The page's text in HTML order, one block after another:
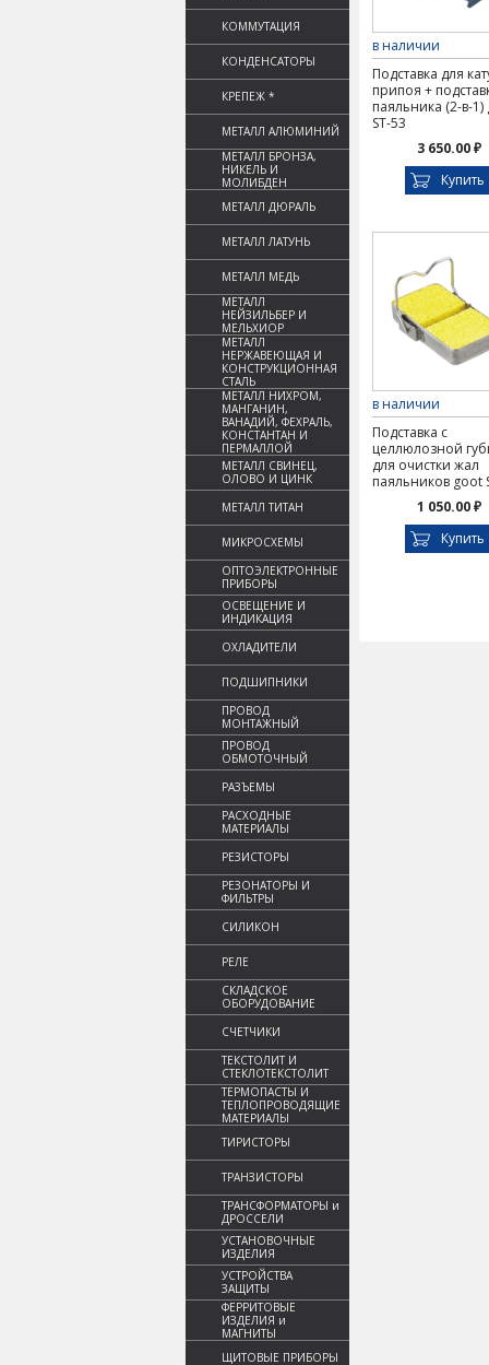
КОММУТАЦИЯ
КОНДЕНСАТОРЫ
КРЕПЕЖ *
МЕТАЛЛ АЛЮМИНИЙ
МЕТАЛЛ БРОНЗА,
НИКЕЛЬ И
МОЛИБДЕН
МЕТАЛЛ ДЮРАЛЬ
МЕТАЛЛ ЛАТУНЬ
МЕТАЛЛ МЕДЬ
МЕТАЛЛ
НЕЙЗИЛЬБЕР И
МЕЛЬХИОР
МЕТАЛЛ
НЕРЖАВЕЮЩАЯ И
КОНСТРУКЦИОННАЯ
СТАЛЬ
МЕТАЛЛ НИХРОМ,
МАНГАНИН,
ВАНАДИЙ, ФЕХРАЛЬ,
КОНСТАНТАН И
ПЕРМАЛЛОЙ
МЕТАЛЛ СВИНЕЦ,
ОЛОВО И ЦИНК
МЕТАЛЛ ТИТАН
МИКРОСХЕМЫ
ОПТОЭЛЕКТРОННЫЕ
ПРИБОРЫ
ОСВЕЩЕНИЕ И
ИНДИКАЦИЯ
ОХЛАДИТЕЛИ
ПОДШИПНИКИ
ПРОВОД
МОНТАЖНЫЙ
ПРОВОД
ОБМОТОЧНЫЙ
РАЗЪЕМЫ
РАСХОДНЫЕ
МАТЕРИАЛЫ
РЕЗИСТОРЫ
РЕЗОНАТОРЫ И
ФИЛЬТРЫ
СИЛИКОН
РЕЛЕ
СКЛАДСКОЕ
ОБОРУДОВАНИЕ
СЧЕТЧИКИ
ТЕКСТОЛИТ И
СТЕКЛОТЕКСТОЛИТ
ТЕРМОПАСТЫ И
ТЕПЛОПРОВОДЯЩИЕ
МАТЕРИАЛЫ
ТИРИСТОРЫ
ТРАНЗИСТОРЫ
ТРАНСФОРМАТОРЫ и
ДРОССЕЛИ
УСТАНОВОЧНЫЕ
ИЗДЕЛИЯ
УСТРОЙСТВА
ЗАЩИТЫ
ФЕРРИТОВЫЕ
ИЗДЕЛИЯ и
МАГНИТЫ
ЩИТОВЫЕ ПРИБОРЫ
в наличии
Подставка для
припоя +
паяльника (2-в-
ST-53
3 650.00 ₽
Купить
в наличии
Подставка с
целлюлозной
для очистки жал
паяльников goot
1 050.00 ₽
Купить